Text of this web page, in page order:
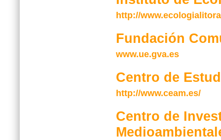
http://
Fundación
www.ue.gva.es
Centro de
http://www.ceam.es/
Centro de